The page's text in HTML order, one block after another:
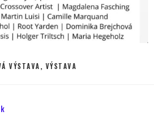
VÝSTAVA, VÝSTAVA